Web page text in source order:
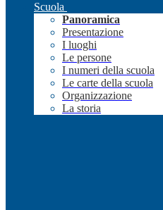
Scuola
Panoramica
Presentazione
I luoghi
Le persone
I numeri della scuola
Le carte della scuola
Organizzazione
La storia